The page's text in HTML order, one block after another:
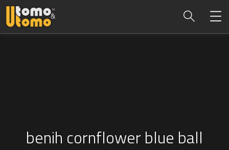
benih cornflower blue ball